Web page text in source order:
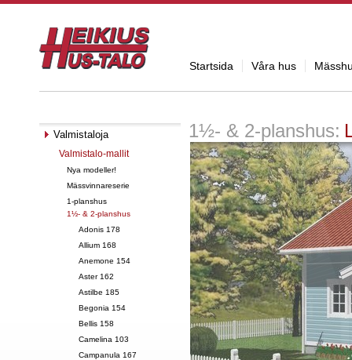
Startsida Våra hus
Valmistaloja
Valmistalo-mallit
Nya modeller!
Mässvinnareserie
1-planshus
1½- & 2-planshus
Adonis 178
Allium 168
Anemone 154
Aster 162
Astilbe 185
Begonia 154
Bellis 158
Camelina 103
Campanula 167
1½- & 2-planshus: